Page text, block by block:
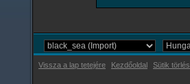
Vissza a lap tetejére Kezdőoldal Sütik